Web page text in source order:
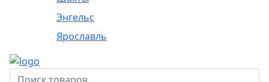
Энгельс
Ярославль